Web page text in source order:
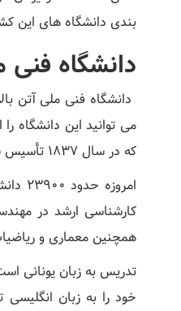
بندی دانشگاه های این
دانشگاه فنی
که در سال 1837 تأسیس شد.
همچنین معماری و
تدریس به زبان یونانی